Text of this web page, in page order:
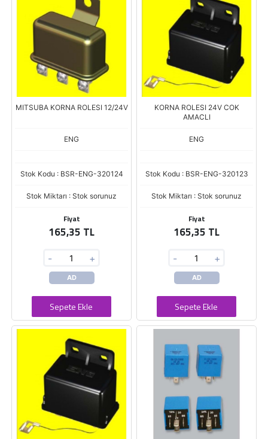
MITSUBA KORNA ROLESI 12/24V
ENG
Stok Kodu : BSR-ENG-320124
Stok Miktarı : Stok sorunuz
Fiyat
165,35 TL
- +
AD
Sepete Ekle
KORNA ROLESI 24V COK
AMACLI
ENG
Stok Kodu : BSR-ENG-320123
Stok Miktarı : Stok sorunuz
Fiyat
165,35 TL
- +
AD
Sepete Ekle